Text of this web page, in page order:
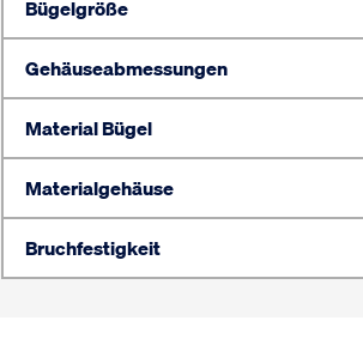
Bügelgröße
Gehäuseabmessungen
Material Bügel
Materialgehäuse
Bruchfestigkeit